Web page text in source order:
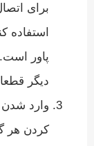
برای
استفاده
پاور است.
دیگر
وارد شدن
کردن هر